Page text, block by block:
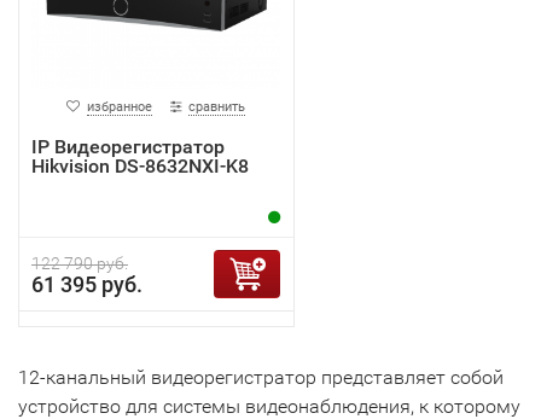
избранное сравнить
IP Видеорегистратор
Hikvision DS-8632NXI-K8
122 790 руб.
61 395 руб.
12-канальный видеорегистратор представляет собой
устройство для системы видеонаблюдения, к которому